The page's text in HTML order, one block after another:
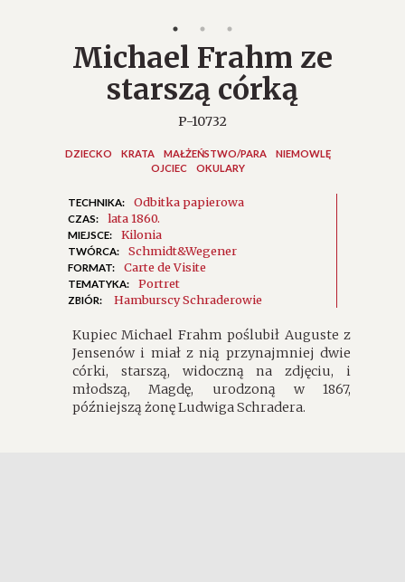
Michael Frahm ze
starszą córką
P-10732
DZIECKO KRATA MAŁŻEŃSTWO/PARA
NIEMOWLĘ
OJCIEC
OKULARY
TECHNIKA: Odbitka papierowa
CZAS: lata 1860.
MIEJSCE: Kilonia
TWÓRCA: Schmidt&Wegener
FORMAT: Carte de Visite
TEMATYKA: Portret
ZBIÓR: Hamburscy Schraderowie
Kupiec Michael Frahm poślubił Auguste z
Jensenów i miał z nią przynajmniej dwie
córki, starszą, widoczną na zdjęciu, i
młodszą, Magdę, urodzoną w 1867,
późniejszą żonę Ludwiga Schradera.